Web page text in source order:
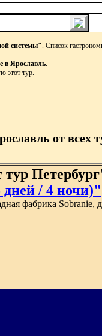
системы". Список
в Ярославль.
этот тур.
от всех
/ 4 ночи)"
фабрика Sobranie,